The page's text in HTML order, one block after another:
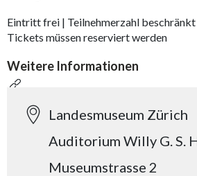
Eintritt frei | Teilnehmerzahl beschränkt
Tickets müssen reserviert werden
Weitere Informationen
Landesmuseum Zürich
Auditorium Willy G. S.
Museumstrasse 2